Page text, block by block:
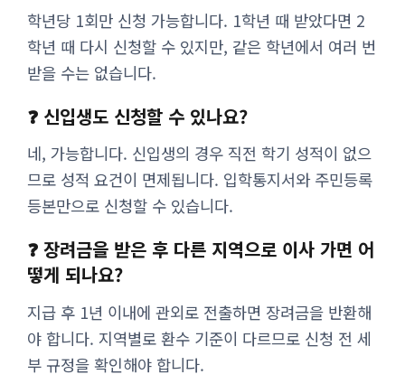
학년당 1회만 신청 가능합니다. 1학년 때 받았다면 2
학년 때 다시 신청할 수 있지만, 같은 학년에서 여러 번
받을 수는 없습니다.
❓ 신입생도 신청할 수 있나요?
네, 가능합니다. 신입생의 경우 직전 학기 성적이 없으
므로 성적 요건이 면제됩니다. 입학통지서와 주민등록
등본만으로 신청할 수 있습니다.
❓ 장려금을 받은 후 다른 지역으로 이사 가면 어
떻게 되나요?
지급 후 1년 이내에 관외로 전출하면 장려금을 반환해
야 합니다. 지역별로 환수 기준이 다르므로 신청 전 세
부 규정을 확인해야 합니다.